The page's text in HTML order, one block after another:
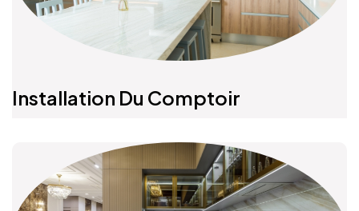
Installation Du Comptoir